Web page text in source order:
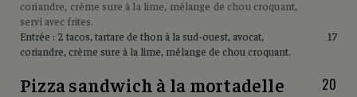
coriandre, crème sure à la lime, mélange de chou croquant,
servi avec frites.
Entrée : 2 tacos, tartare de thon à la sud-ouest, avocat,
coriandre, crème sure à la lime, mélange de chou croquant.
17
Pizza sandwich à la mortadelle 20